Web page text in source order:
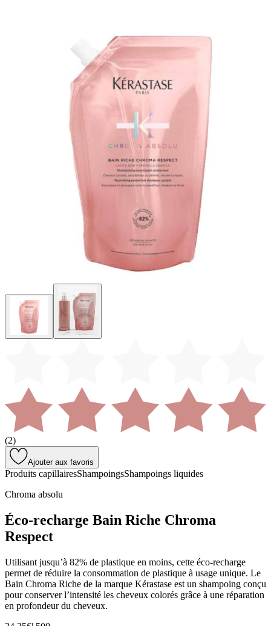
(2)
Ajouter aux favoris
Produits capillairesShampoingsShampoings liquides
Chroma absolu
Éco-recharge Bain Riche Chroma
Respect
Utilisant jusqu’à 82% de plastique en moins, cette éco-recharge
permet de réduire la consommation de plastique à usage unique. Le
Bain Chroma Riche de la marque Kérastase est un shampoing conçu
pour conserver l’intensité les cheveux colorés grâce à une réparation
en profondeur du cheveux.